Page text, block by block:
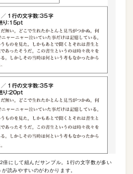
にして組んだサンプル。1行の文字数が多い
読みやすいのがわかります。